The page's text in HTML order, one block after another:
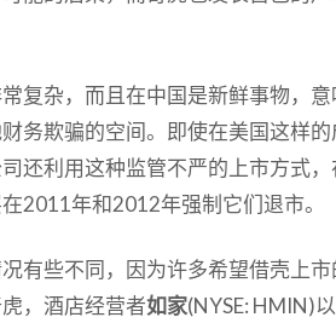
复杂，而且在中国是新鲜事物，
务欺骗的空间。即使在美国这样
还利用这种监管不严的上市方式
2011年和2012年强制它们退市。
有些不同，因为许多希望借壳上
，酒店经营者如家(NYSE: HMIN)